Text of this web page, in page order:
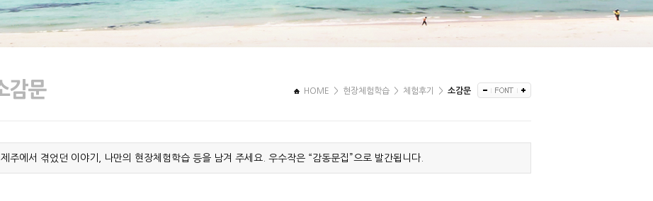
HOME > 현장체험학습 > 체험후기 > 소감문
제주에서 겪었던 이야기, 나만의 현장체험학습 등을 남겨 주세요. 우수작은 “감동문집”으로 발간됩니다.